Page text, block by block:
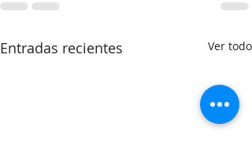
Entradas recientes Ver todo